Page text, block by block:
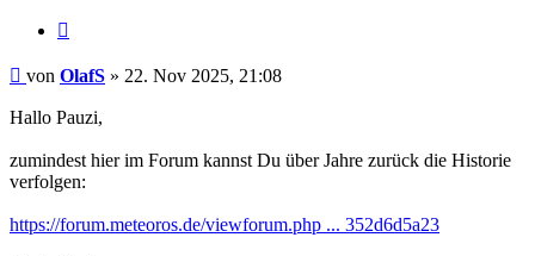
Beitrag
von OlafS » 22. Nov 2025, 21:08
Hallo Pauzi,
zumindest hier im Forum kannst Du über Jahre zurück die Historie
verfolgen:
https://forum.meteoros.de/viewforum.php ... 352d6d5a23